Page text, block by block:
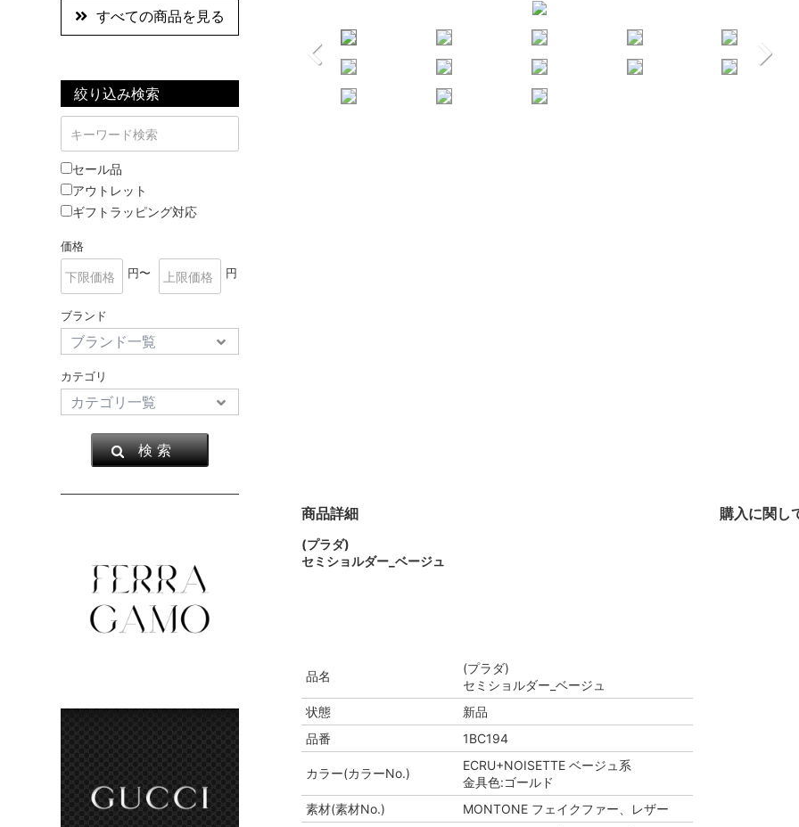
すべての商品を見る
絞り込み検索
セール品
アウトレット
ギフトラッピング対応
価格
円〜
円
ブランド
カテゴリ
検 索
商品詳細 購入に関し
(プラダ)
セミショルダー_ベージュ
品名
(プラダ)
セミショルダー_ベージュ
状態
新品
品番
1BC194
カラー(カラーNo.)
ECRU+NOISETTE ベージュ系
金具色:ゴールド
素材(素材No.)
MONTONE フェイクファー、レザー